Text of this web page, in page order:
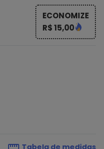
ECONOMIZE
R$ 15,00
Tabela de medidas